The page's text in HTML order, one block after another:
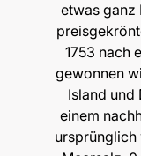
etwas ganz
1753 nach
gewonnen
Island und
einem
ursprünglich